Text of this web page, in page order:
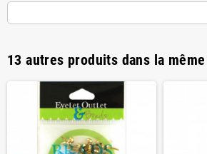
13 autres produits dans la